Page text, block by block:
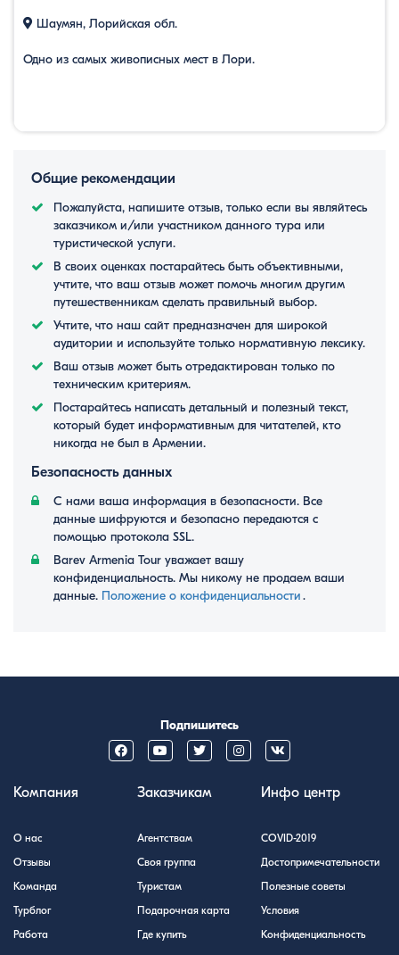
Шаумян, Лорийская обл.
Одно из самых живописных мест в Лори.
Общие рекомендации
Пожалуйста, напишите отзыв, только если вы являйтесь
заказчиком и/или участником данного тура или
туристической услуги.
В своих оценках постарайтесь быть объективными,
учтите, что ваш отзыв может помочь многим другим
путешественникам сделать правильный выбор.
Учтите, что наш сайт предназначен для широкой
аудитории и используйте только нормативную лексику.
Ваш отзыв может быть отредактирован только по
техническим критериям.
Постарайтесь написать детальный и полезный текст,
который будет информативным для читателей, кто
никогда не был в Армении.
Безопасность данных
С нами ваша информация в безопасности. Все
данные шифруются и безопасно передаются с
помощью протокола SSL.
Barev Armenia Tour уважает вашу
конфиденциальность. Мы никому не продаем ваши
данные. Положение о конфиденциальности․
Подпишитесь
Компания
О нас
Отзывы
Команда
Турблог
Работа
Заказчикам
Агентствам
Своя группа
Туристам
Подарочная карта
Где купить
Инфо центр
COVID-2019
Достопримечательности
Полезные советы
Условия
Конфиденциальность